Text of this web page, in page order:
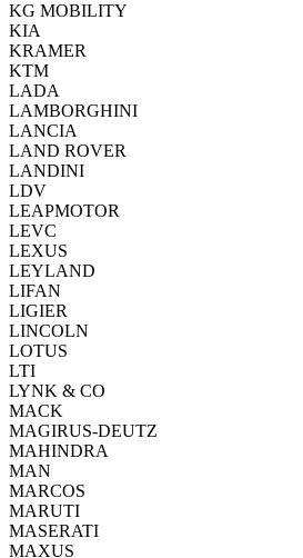
KG MOBILITY
KIA
KRAMER
KTM
LADA
LAMBORGHINI
LANCIA
LAND ROVER
LANDINI
LDV
LEAPMOTOR
LEVC
LEXUS
LEYLAND
LIFAN
LIGIER
LINCOLN
LOTUS
LTI
LYNK & CO
MACK
MAGIRUS-DEUTZ
MAHINDRA
MAN
MARCOS
MARUTI
MASERATI
MAXUS